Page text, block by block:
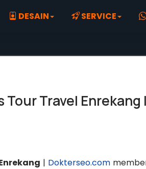
DESAIN SERVICE
Tour Travel Enrekang |
| Dokterseo.com